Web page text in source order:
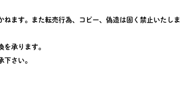
ます。また転売行為、コピー、偽造は固く禁止いたしま
承ります。
さい。